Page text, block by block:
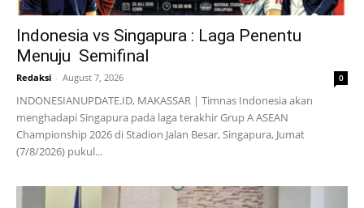
Indonesia vs Singapura : Laga Penentu
Menuju Semifinal
Redaksi - August 7, 2026 0
INDONESIANUPDATE.ID, MAKASSAR | Timnas Indonesia akan
menghadapi Singapura pada laga terakhir Grup A ASEAN
Championship 2026 di Stadion Jalan Besar, Singapura, Jumat
(7/8/2026) pukul...